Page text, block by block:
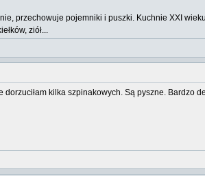
przechowuje pojemniki i puszki. Kuchnie XXI
ziół...
kilka szpinakowych. Są pyszne. Bardzo